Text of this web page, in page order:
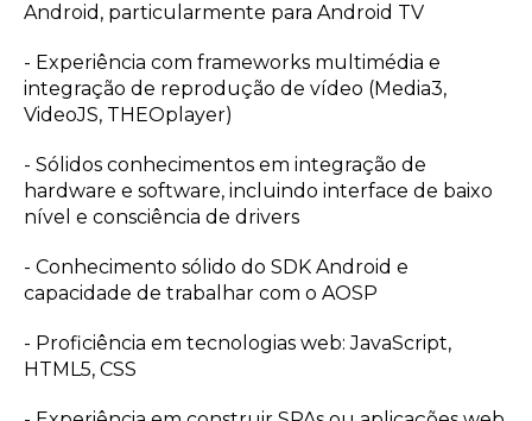
Android, particularmente para Android TV
- Experiência com frameworks multimédia e
integração de reprodução de vídeo (Media3,
VideoJS, THEOplayer)
- Sólidos conhecimentos em integração de
hardware e software, incluindo interface de baixo
nível e consciência de drivers
- Conhecimento sólido do SDK Android e
capacidade de trabalhar com o AOSP
- Proficiência em tecnologias web: JavaScript,
HTML5, CSS